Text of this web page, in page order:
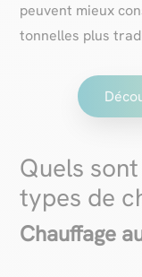
peuvent mieux
tonnelles plus
Quels
types de
Chauffage